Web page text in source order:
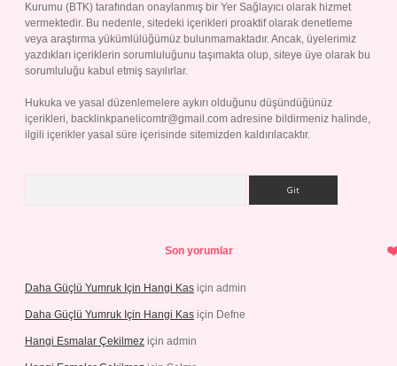
Kurumu (BTK) tarafından onaylanmış bir Yer Sağlayıcı olarak hizmet
vermektedir. Bu nedenle, sitedeki içerikleri proaktif olarak denetleme
veya araştırma yükümlülüğümüz bulunmamaktadır. Ancak, üyelerimiz
yazdıkları içeriklerin sorumluluğunu taşımakta olup, siteye üye olarak bu
sorumluluğu kabul etmiş sayılırlar.
Hukuka ve yasal düzenlemelere aykırı olduğunu düşündüğünüz
içerikleri, backlinkpanelicomtr@gmail.com adresine bildirmeniz halinde,
ilgili içerikler yasal süre içerisinde sitemizden kaldırılacaktır.
Son yorumlar
Daha Güçlü Yumruk Için Hangi Kas için admin
Daha Güçlü Yumruk Için Hangi Kas için Defne
Hangi Esmalar Çekilmez için admin